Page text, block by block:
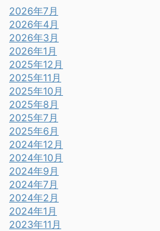
2026年7月
2026年4月
2026年3月
2026年1月
2025年12月
2025年11月
2025年10月
2025年8月
2025年7月
2025年6月
2024年12月
2024年10月
2024年9月
2024年7月
2024年2月
2024年1月
2023年11月